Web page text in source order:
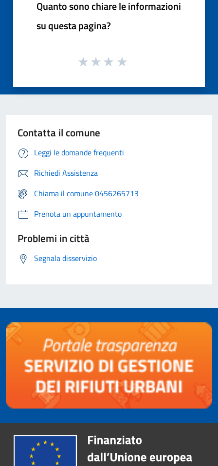
Quanto sono chiare le informazioni
su questa pagina?
Contatta il comune
Leggi le domande frequenti
Richiedi Assistenza
Chiama il comune 0456265713
Prenota un appuntamento
Problemi in città
Segnala disservizio